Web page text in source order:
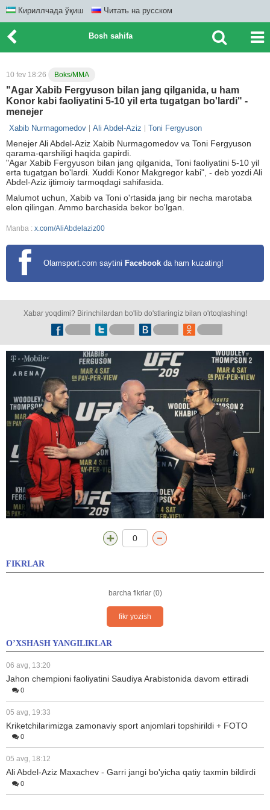
Кириллчада ўқиш Читать на русском
Bosh sahifa
10 fev 18:26 Boks/MMA
"Agar Xabib Fergyuson bilan jang qilganida, u ham
Konor kabi faoliyatini 5-10 yil erta tugatgan bo'lardi" -
menejer
Xabib Nurmagomedov Ali Abdel-Aziz Toni Fergyuson
Menejer Ali Abdel-Aziz Xabib Nurmagomedov va Toni Fergyuson
qarama-qarshiligi haqida gapirdi.
"Agar Xabib Fergyuson bilan jang qilganida, Toni faoliyatini 5-10 yil
erta tugatgan bo'lardi. Xuddi Konor Makgregor kabi", - deb yozdi Ali
Abdel-Aziz ijtimoiy tarmoqdagi sahifasida.
Malumot uchun, Xabib va Toni o'rtasida jang bir necha marotaba
elon qilingan. Ammo barchasida bekor bo'lgan.
Manba : x.com/AliAbdelaziz00
Olamsport.com saytini Facebook da ham kuzating!
Xabar yoqdimi? Birinchilardan bo'lib do'stlaringiz bilan o'rtoqlashing!
0
FIKRLAR
barcha fikrlar (0)
fikr yozish
O’XSHASH YANGILIKLAR
06 avg, 13:20
Jahon chempioni faoliyatini Saudiya Arabistonida davom ettiradi
0
05 avg, 19:33
Kriketchilarimizga zamonaviy sport anjomlari topshirildi + FOTO
0
05 avg, 18:12
Ali Abdel-Aziz Maxachev - Garri jangi bo'yicha qatiy taxmin bildirdi
0